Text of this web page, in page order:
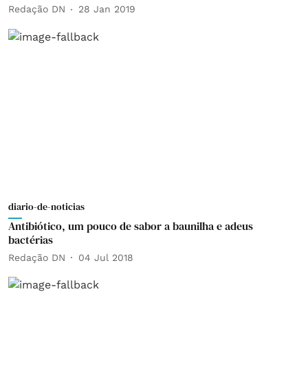
Redação DN 28 Jan 2019
diario-de-noticias
Antibiótico, um pouco de sabor a baunilha e adeus
bactérias
Redação DN 04 Jul 2018